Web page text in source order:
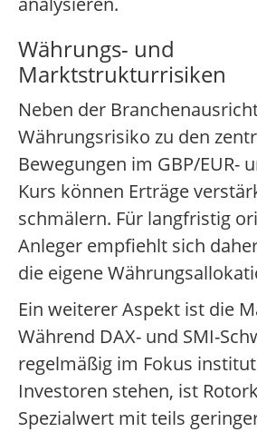
Währungs- und
Marktstrukturrisiken
Neben der
Währungsrisiko zu den
Bewegungen im GBP/EUR-
Kurs können Erträge
schmälern. Für langfristig
Anleger empfiehlt sich
die eigene
Ein weiterer Aspekt ist die
Während DAX- und SMI-
regelmäßig im Fokus
Investoren stehen, ist
Spezialwert mit teils